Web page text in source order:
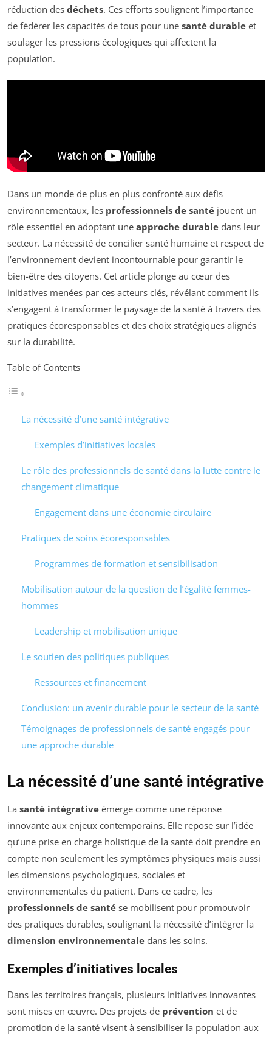
réduction des déchets. Ces efforts soulignent l’importance
de fédérer les capacités de tous pour une santé durable et
soulager les pressions écologiques qui affectent la
population.
Dans un monde de plus en plus confronté aux défis
environnementaux, les professionnels de santé jouent un
rôle essentiel en adoptant une approche durable dans leur
secteur. La nécessité de concilier santé humaine et respect de
l’environnement devient incontournable pour garantir le
bien-être des citoyens. Cet article plonge au cœur des
initiatives menées par ces acteurs clés, révélant comment ils
s’engagent à transformer le paysage de la santé à travers des
pratiques écoresponsables et des choix stratégiques alignés
sur la durabilité.
Table of Contents
La nécessité d’une santé intégrative
Exemples d’initiatives locales
Le rôle des professionnels de santé dans la lutte contre le
changement climatique
Engagement dans une économie circulaire
Pratiques de soins écoresponsables
Programmes de formation et sensibilisation
Mobilisation autour de la question de l’égalité femmes-
hommes
Leadership et mobilisation unique
Le soutien des politiques publiques
Ressources et financement
Conclusion: un avenir durable pour le secteur de la santé
Témoignages de professionnels de santé engagés pour
une approche durable
La nécessité d’une santé intégrative
La santé intégrative émerge comme une réponse
innovante aux enjeux contemporains. Elle repose sur l’idée
qu’une prise en charge holistique de la santé doit prendre en
compte non seulement les symptômes physiques mais aussi
les dimensions psychologiques, sociales et
environnementales du patient. Dans ce cadre, les
professionnels de santé se mobilisent pour promouvoir
des pratiques durables, soulignant la nécessité d’intégrer la
dimension environnementale dans les soins.
Exemples d’initiatives locales
Dans les territoires français, plusieurs initiatives innovantes
sont mises en œuvre. Des projets de prévention et de
promotion de la santé visent à sensibiliser la population aux